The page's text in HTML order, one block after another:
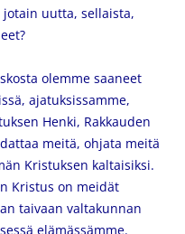
uutta, sellaista,
olemme saaneet
ajatuksissamme,
Henki, Rakkauden
meitä, ohjata meitä
Kristuksen kaltaisiksi.
Kristus on meidät
taivaan valtakunnan
elämässämme.